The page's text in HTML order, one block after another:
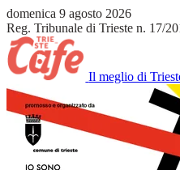
domenica 9 agosto 2026
Reg. Tribunale di Trieste n. 17/
Il meglio di